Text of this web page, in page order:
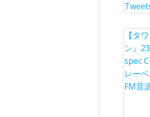
【タ
ン』
spec
レー
FM音